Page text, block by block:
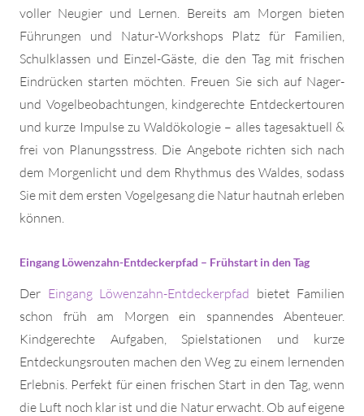
voller Neugier und Lernen. Bereits am Morgen bieten
Führungen und Natur-Workshops Platz für Familien,
Schulklassen und Einzel-Gäste, die den Tag mit frischen
Eindrücken starten möchten. Freuen Sie sich auf Nager-
und Vogelbeobachtungen, kindgerechte Entdeckertouren
und kurze Impulse zu Waldökologie – alles tagesaktuell &
frei von Planungsstress. Die Angebote richten sich nach
dem Morgenlicht und dem Rhythmus des Waldes, sodass
Sie mit dem ersten Vogelgesang die Natur hautnah erleben
können.
Eingang Löwenzahn-Entdeckerpfad – Frühstart in den Tag
Der Eingang Löwenzahn-Entdeckerpfad bietet Familien
schon früh am Morgen ein spannendes Abenteuer.
Kindgerechte Aufgaben, Spielstationen und kurze
Entdeckungsrouten machen den Weg zu einem lernenden
Erlebnis. Perfekt für einen frischen Start in den Tag, wenn
die Luft noch klar ist und die Natur erwacht. Ob auf eigene